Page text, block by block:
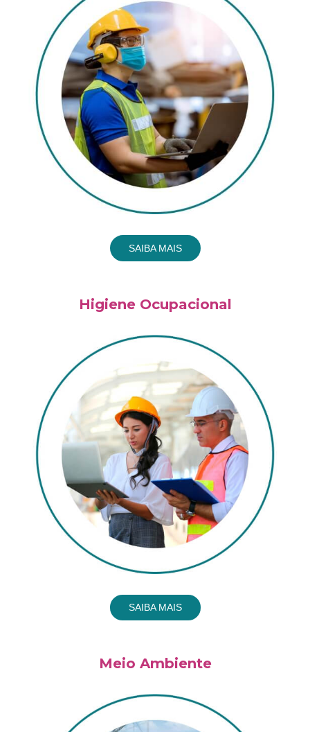
SAIBA MAIS
Higiene Ocupacional
SAIBA MAIS
Meio Ambiente